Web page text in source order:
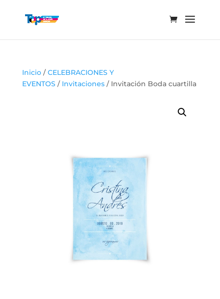
Inicio/CELEBRACIONES Y
EVENTOS / Invitaciones/ Invitación Boda cuartilla